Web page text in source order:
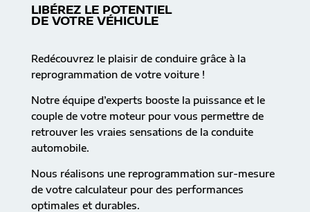
LIBÉREZ LE POTENTIEL
DE VOTRE VÉHICULE
Redécouvrez le plaisir de conduire grâce à la
reprogrammation de votre voiture !
Notre équipe d’experts booste la puissance et le
couple de votre moteur pour vous permettre de
retrouver les vraies sensations de la conduite
automobile.
Nous réalisons une reprogrammation sur-mesure
de votre calculateur pour des performances
optimales et durables.